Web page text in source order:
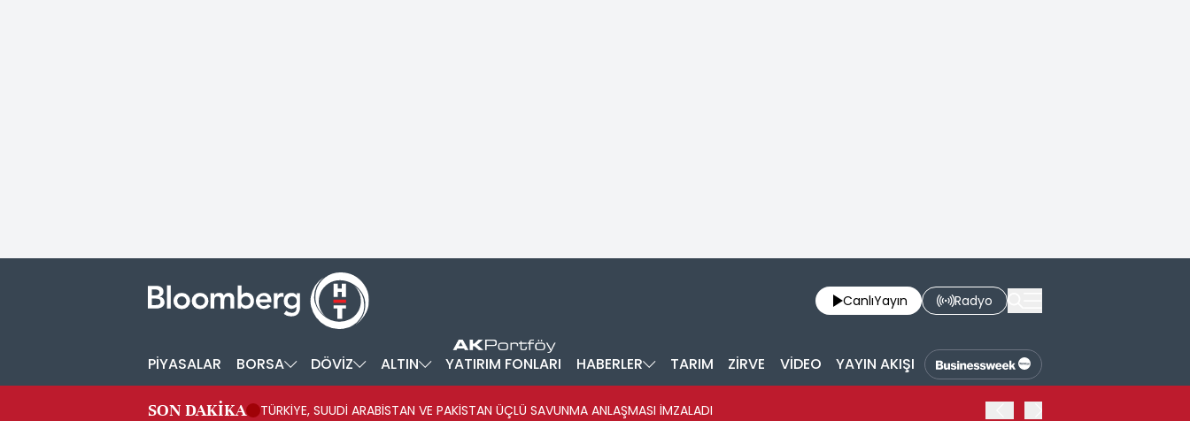
CanlıYayın Radyo
PİYASALAR BORSA DÖVİZ ALTIN YATIRIM FONLARI HABERLER TARIM ZİRVE VİDEO YAYIN AKIŞI
SON DAKİKA TÜRKİYE, SUUDİ ARABİSTAN VE PAKİSTAN ÜÇLÜ SAVUNMA ANLAŞMASI İMZALADI